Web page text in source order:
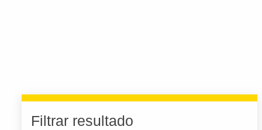
Filtrar resultado